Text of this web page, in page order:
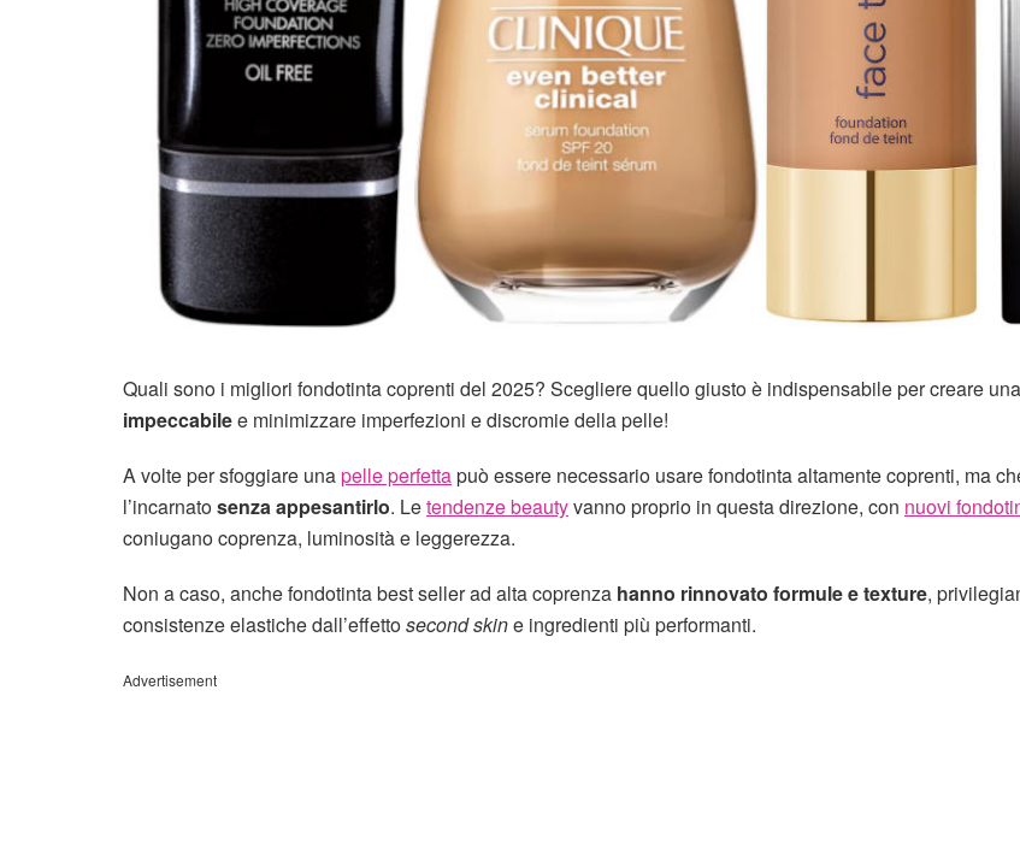
Quali sono i migliori fondotinta coprenti del 2025? Scegliere quello giusto è indispensabile per creare una
impeccabilee minimizzare imperfezioni e discromie della pelle!
A volte per sfoggiare unapelle perfettapuò essere necessario usare fondotinta altamente coprenti, ma
l’incarnatosenza appesantirlo. Letendenze beautyvanno proprio in questa direzione, con nuovi
coniugano coprenza, luminosità e leggerezza.
Non a caso, anche fondotinta best seller ad alta coprenza hanno rinnovato formule e texture,
consistenze elastiche dall’effettosecond skine ingredienti più performanti.
Advertisement